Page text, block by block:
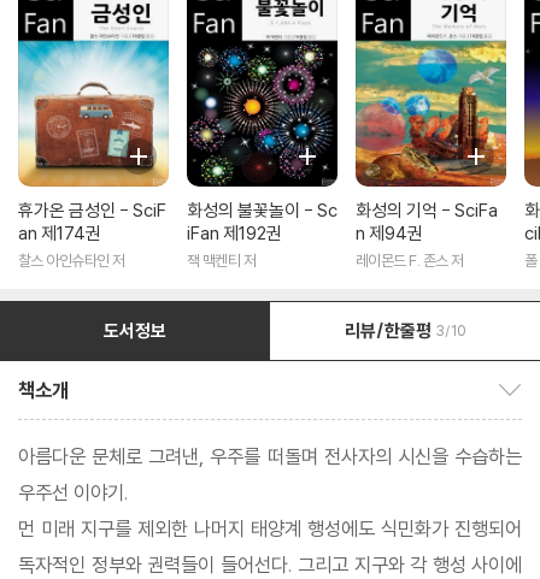
휴가온 금성인 - SciF
an 제174권
찰스 아인슈타인 저
화성의 불꽃놀이 - Sc
iFan 제192권
잭 맥켄티 저
화성의 기억 - SciFa
n 제94권
레이몬드 F. 존스 저 폴
도서정보 리뷰/한줄평 3/10
책소개
아름다운 문체로 그려낸, 우주를 떠돌며 전사자의 시신을 수습하는
우주선 이야기.
먼 미래 지구를 제외한 나머지 태양계 행성에도 식민화가 진행되어
독자적인 정부와 권력들이 들어선다. 그리고 지구와 각 행성 사이에